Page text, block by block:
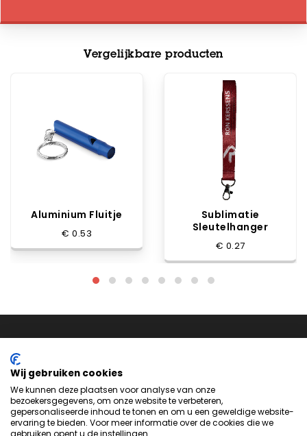
Vergelijkbare producten
Aluminium Fluitje
€ 0.53
Sublimatie
Sleutelhanger
€ 0.27
Neemcontactmet ons op om te zien hoe we je kunnen
helpen bij het maken van het perfecte product voor jouw
Wij gebruiken cookies
We kunnen deze plaatsen voor analyse van onze
bezoekersgegevens, om onze website te verbeteren,
gepersonaliseerde inhoud te tonen en om u een geweldige website-
ervaring te bieden. Voor meer informatie over de cookies die we
gebruiken opent u de instellingen.